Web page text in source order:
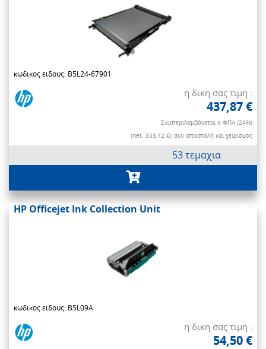
κωδικος ειδους: B5L24-67901
η δικη σας τιμη :
437,87 €
Συμπεριλαμβάνεται ο ΦΠΑ (24%)
(net. 353,12 €) συν αποστολή και χειρισμός
53 τεμαχια
HP Officejet Ink Collection Unit
κωδικος ειδους: B5L09A
η δικη σας τιμη :
54,50 €